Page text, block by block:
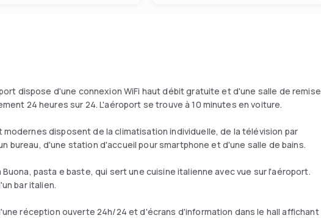
dispose d'une connexion WiFi haut débit gratuite et d'une salle de remise
24 heures sur 24. L'aéroport se trouve à 10 minutes en voiture.
disposent de la climatisation individuelle, de la télévision par
bureau, d'une station d'accueil pour smartphone et d'une salle de bains.
pasta e baste, qui sert une cuisine italienne avec vue sur l'aéroport.
bar italien.
réception ouverte 24h/24 et d'écrans d'information dans le hall affichant